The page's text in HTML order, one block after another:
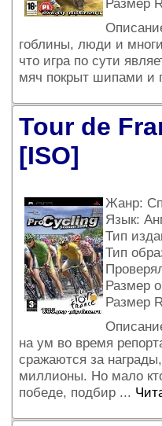
гоблины, люди и
что игра по сути
мяч покрыт шипами и
Tour de
[ISO]
Жанр:
Язык:
Тип
Тип
Размер
Размер
на ум во время
сражаются за
миллионы. Но мало
победе, подбир ...